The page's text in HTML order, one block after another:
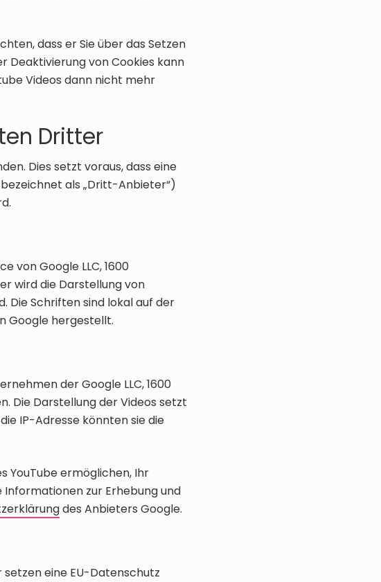
dass er Sie über das Setzen
Deaktivierung von Cookies kann
Videos dann nicht mehr
Dritter
Dies setzt voraus, dass eine
als „Dritt-Anbieter“)
von Google LLC, 1600
wird die Darstellung von
Die Schriften sind lokal auf der
Google hergestellt.
der Google LLC, 1600
Die Darstellung der Videos setzt
IP-Adresse könnten sie die
YouTube ermöglichen, Ihr
zur Erhebung und
des Anbieters Google.
setzen eine EU-Datenschutz